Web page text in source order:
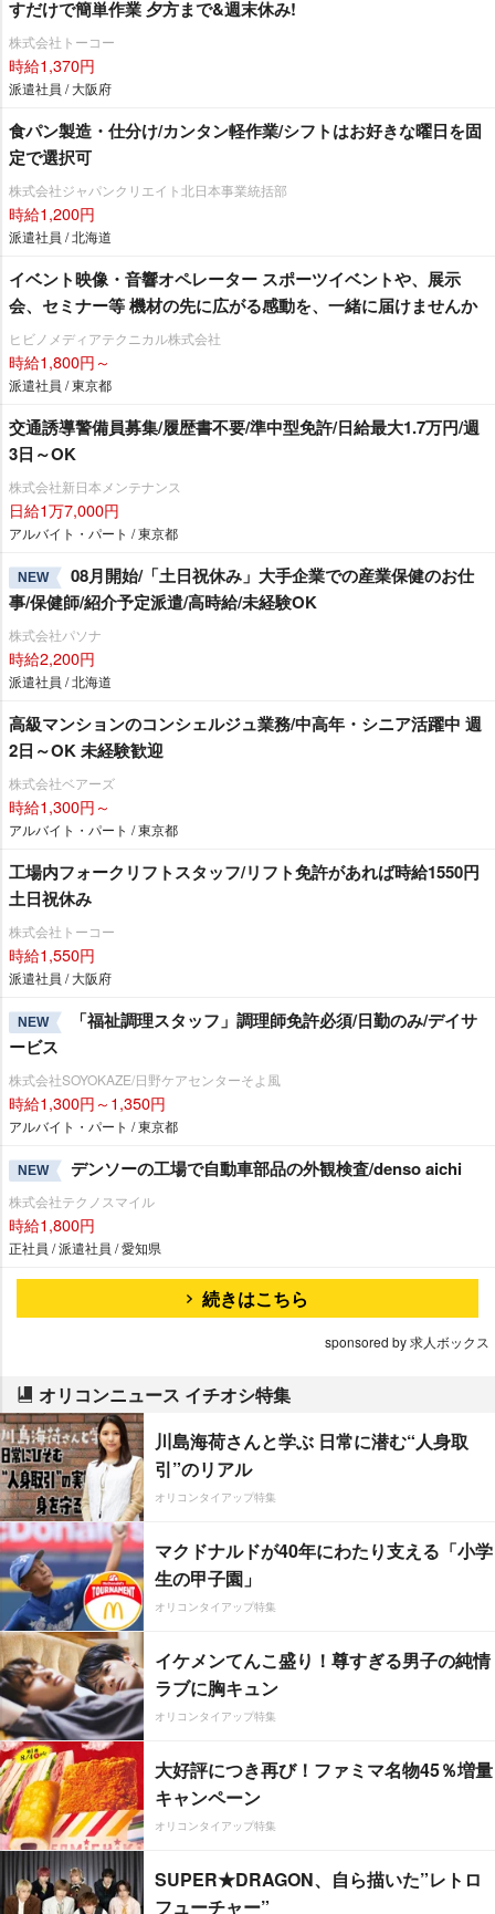
すだけで簡単作業 夕方まで&週末休み!
株式会社トーコー
時給1,370円
派遣社員 / 大阪府
食パン製造・仕分け/カンタン軽作業/シフトはお好きな曜日を固
定で選択可
株式会社ジャパンクリエイト北日本事業統括部
時給1,200円
派遣社員 / 北海道
イベント映像・音響オペレーター スポーツイベントや、展示
会、セミナー等 機材の先に広がる感動を、一緒に届けませんか
ヒビノメディアテクニカル株式会社
時給1,800円～
派遣社員 / 東京都
交通誘導警備員募集/履歴書不要/準中型免許/日給最大1.7万円/週
3日～OK
株式会社新日本メンテナンス
日給1万7,000円
アルバイト・パート / 東京都
NEW
08月開始/「土日祝休み」大手企業での産業保健のお仕
事/保健師/紹介予定派遣/高時給/未経験OK
株式会社パソナ
時給2,200円
派遣社員 / 北海道
高級マンションのコンシェルジュ業務/中高年・シニア活躍中 週
2日～OK 未経験歓迎
株式会社ベアーズ
時給1,300円～
アルバイト・パート / 東京都
工場内フォークリフトスタッフ/リフト免許があれば時給1550円
土日祝休み
株式会社トーコー
時給1,550円
派遣社員 / 大阪府
NEW
「福祉調理スタッフ」調理師免許必須/日勤のみ/デイサ
ービス
株式会社SOYOKAZE/日野ケアセンターそよ風
時給1,300円～1,350円
アルバイト・パート / 東京都
NEW デンソーの工場で自動車部品の外観検査/denso aichi
株式会社テクノスマイル
時給1,800円
正社員 / 派遣社員 / 愛知県
続きはこちら
sponsored by 求人ボックス
オリコンニュース イチオシ特集
川島海荷さんと学ぶ 日常に潜む“人身取
引”のリアル
オリコンタイアップ特集
マクドナルドが40年にわたり支える「小学
生の甲子園」
オリコンタイアップ特集
イケメンてんこ盛り！尊すぎる男子の純情
ラブに胸キュン
オリコンタイアップ特集
大好評につき再び！ファミマ名物45％増量
キャンペーン
オリコンタイアップ特集
SUPER★DRAGON、自ら描いた”レトロ
フューチャー”